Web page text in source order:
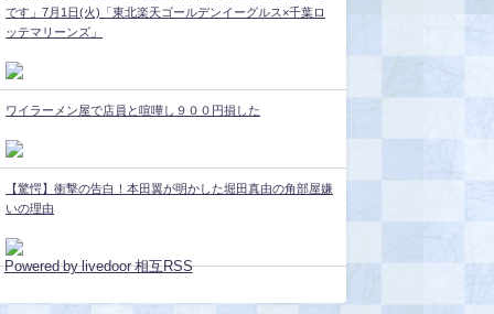
です」7月1日(火)「東北楽天ゴールデンイーグルス×千葉ロ
ッテマリーンズ」
ワイラーメン屋で店員と喧嘩し９００円損した
【驚愕】衝撃の告白！本田翼が明かした堀田真由の角部屋嫌
いの理由
Powered by livedoor 相互RSS